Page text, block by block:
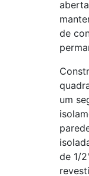
de
um
de 1/